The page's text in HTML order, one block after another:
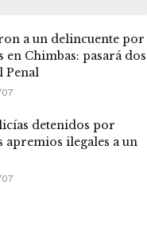
a un delincuente por
en Chimbas: pasará dos
Penal
detenidos por
apremios ilegales a un